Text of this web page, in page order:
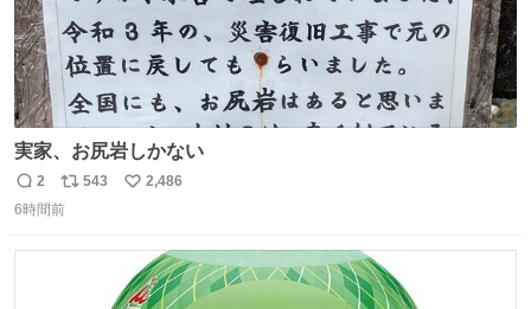
実家、お尻岩しかない
返
信
2
リ
ポ
543
い
2,486
6時間前